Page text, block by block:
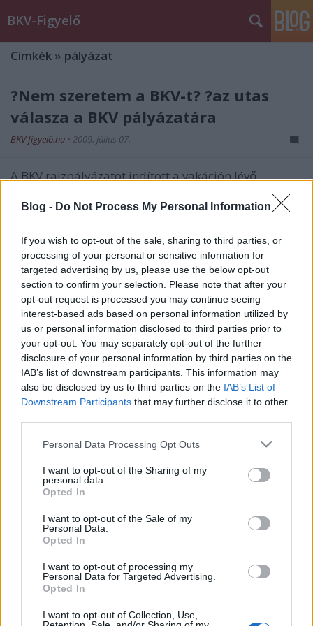
Blog - Do Not Process My Personal Information
If you wish to opt-out of the sale, sharing to third parties, or
processing of your personal or sensitive information for
targeted advertising by us, please use the below opt-out
section to confirm your selection. Please note that after your
opt-out request is processed you may continue seeing
interest-based ads based on personal information utilized by
us or personal information disclosed to third parties prior to
your opt-out. You may separately opt-out of the further
disclosure of your personal information by third parties on the
IAB’s list of downstream participants. This information may
also be disclosed by us to third parties on the IAB’s List of
Downstream Participants that may further disclose it to other
Please note that this website/app uses one or more Google
not limited to your visit or usage behaviour. You may click to
grant or deny consent to Google and its third-party tags to
use your data for below specified purposes in below Google
consent section.
Personal Data Processing Opt Outs
I want to opt-out of the Sharing of my
personal data.
Opted In
I want to opt-out of the Sale of my
Personal Data.
Opted In
I want to opt-out of processing my
Personal Data for Targeted Advertising.
Opted In
I want to opt-out of Collection, Use,
BKV-Figyelő
Címkék » pályázat
?Nem szeretem a BKV-t? ?az utas
válasza a BKV pályázatára
BKV figyelő.hu • 2009. július 07.
A BKV rajzpályázatot indított a vakáción lévő
gyerekeknek. A pályázat a „Szeretem a BKV-t” címet
viseli. Bár olvasónk már elmúlt 17 éves, és a témától
mert szeretné megmutatni a BKV-nak, hogy miért
nem szereti őket.…
Szlogenpályázat: Megsértődött a BKV
BKV figyelő.hu•2009. március 17.
Olvasónk számon kérte a BKV-n, hogy a
szlogenpályázatra miért csak ügynökségek
küldhetnek be ötletet, magánszemélyeket miért
zárnak ki az ilyen akcióból. Hivatalos indoklás
szerint magánember azért nem küldhette be ötletét,
mert az ehhez hasonló pályázatokon az utasok…
Takarít és jegyet ellenőriz a Discrate
Security?
Budapesti Közlekedési Rt. tájékoztatója az eljárás
eredményéről (3209) 1. a) Az ajánlatkérő neve és
címe: Budapesti Közlekedési Rt. 1980 Budapest
Akácfa u. 15. b) A beszerzés tárgya és mennyisége:
Üzemigazgatóságnak a…